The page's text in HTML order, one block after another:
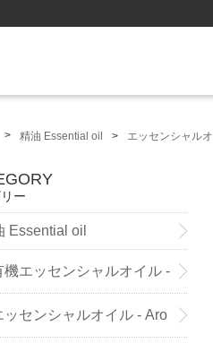
精油 Essential oil エッセンシャル
ー
Essential oil
機エッセンシャルオイル -
-
ッセンシャルオイル - Aro